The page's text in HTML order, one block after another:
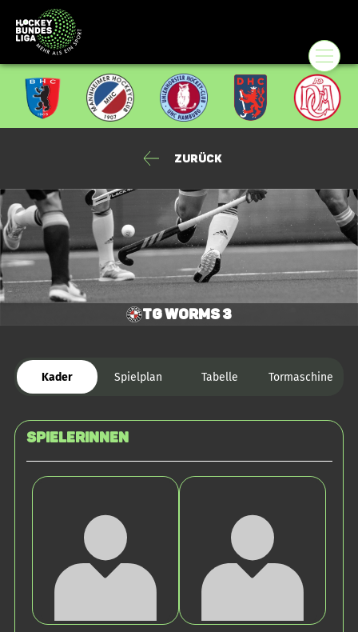
Zurück
TG Worms 3
Kader Spielplan Tabelle Tormaschine
SPIELERINNEN